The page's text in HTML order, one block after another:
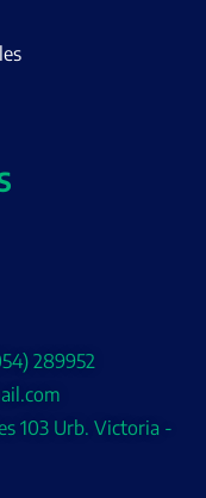
289952
103 Urb. Victoria -